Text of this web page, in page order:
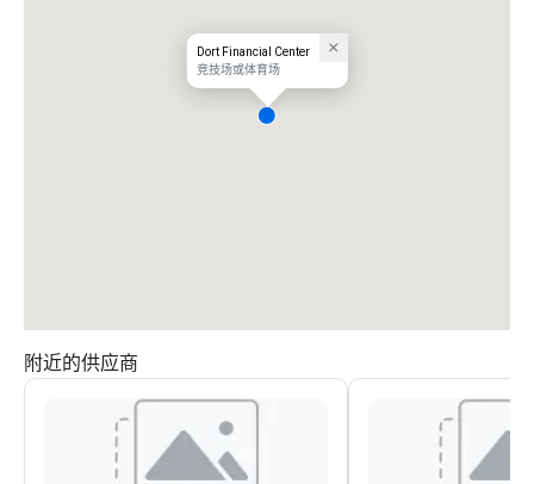
Dort Financial Center
竞技场或体育场
附近的供应商